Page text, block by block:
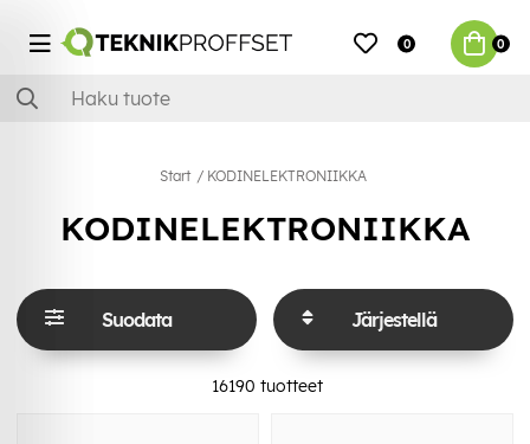
0 0
Start KODINELEKTRONIIKKA
KODINELEKTRONIIKKA
Suodata Järjestellä
16190 tuotteet